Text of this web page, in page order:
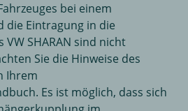
bei einem
die Eintragung in die
SHARAN sind nicht
Sie die Hinweise des
Ihrem
Es ist möglich, dass sich